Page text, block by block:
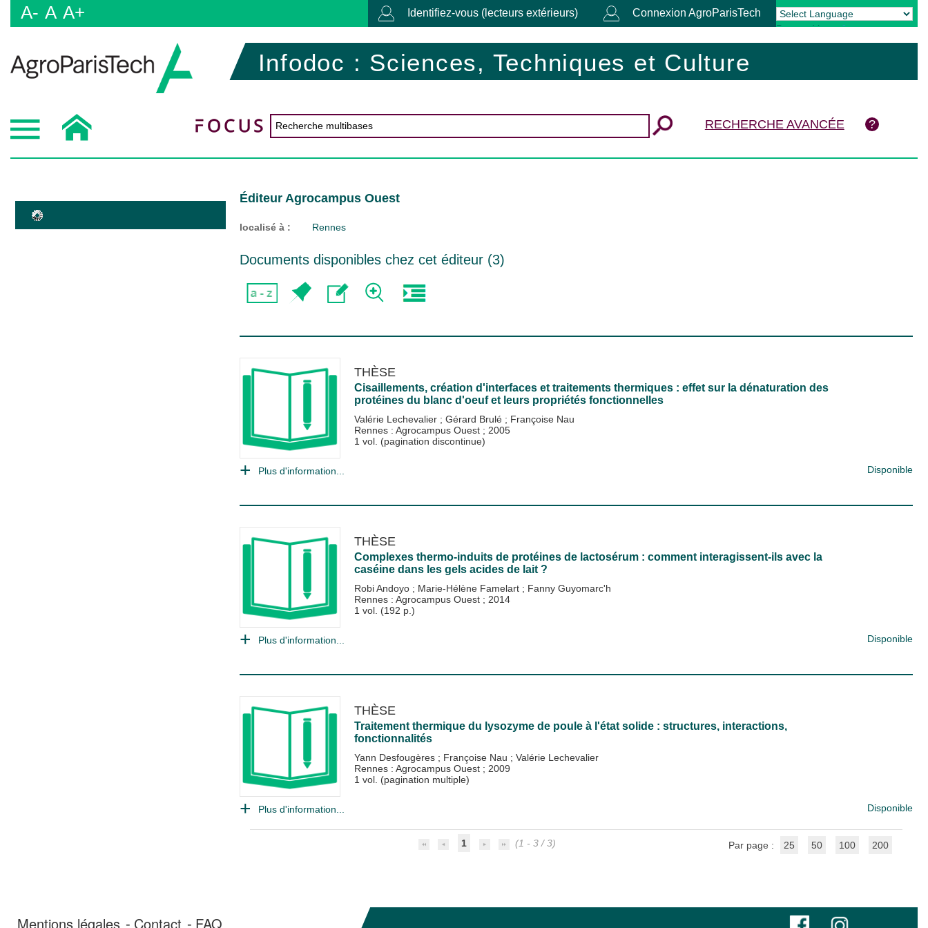
A- A A+ Identifiez-vous (lecteurs extérieurs) Connexion AgroParisTech
Powered by Translate
Infodoc : Sciences, Techniques et Culture
RECHERCHE AVANCÉE
Éditeur Agrocampus Ouest
localisé à : Rennes
Documents disponibles chez cet éditeur (3)
THÈSE
Cisaillements, création d'interfaces et traitements thermiques : effet sur la dénaturation des
protéines du blanc d'oeuf et leurs propriétés fonctionnelles
Valérie Lechevalier ; Gérard Brulé ; Françoise Nau
Rennes : Agrocampus Ouest ; 2005
1 vol. (pagination discontinue)
Plus d'information... Disponible
THÈSE
Complexes thermo-induits de protéines de lactosérum : comment interagissent-ils avec la
caséine dans les gels acides de lait ?
Robi Andoyo ; Marie-Hélène Famelart ; Fanny Guyomarc'h
Rennes : Agrocampus Ouest ; 2014
1 vol. (192 p.)
Plus d'information... Disponible
THÈSE
Traitement thermique du lysozyme de poule à l'état solide : structures, interactions,
fonctionnalités
Yann Desfougères ; Françoise Nau ; Valérie Lechevalier
Rennes : Agrocampus Ouest ; 2009
1 vol. (pagination multiple)
Plus d'information... Disponible
1 (1 - 3 / 3) Par page : 25 50 100 200
Mentions légales Contact FAQ